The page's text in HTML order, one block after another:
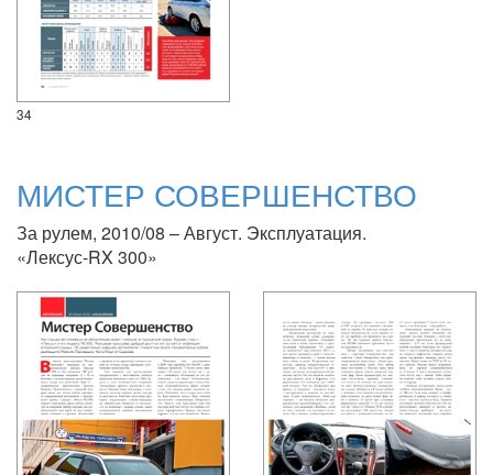
34
МИСТЕР СОВЕРШЕНСТВО
За рулем, 2010/08 – Август. Эксплуатация.
«Лексус-RX 300»